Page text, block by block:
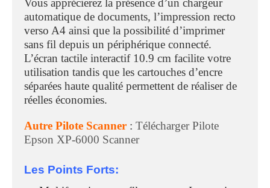
automatique de documents, l’impression recto
verso A4 ainsi que la possibilité d’imprimer
sans fil depuis un périphérique connecté.
L’écran tactile interactif 10.9 cm facilite votre
utilisation tandis que les cartouches d’encre
séparées haute qualité permettent de réaliser de
réelles économies.
Autre Pilote Scanner : Télécharger Pilote
Epson XP-6000 Scanner
Les Points Forts: